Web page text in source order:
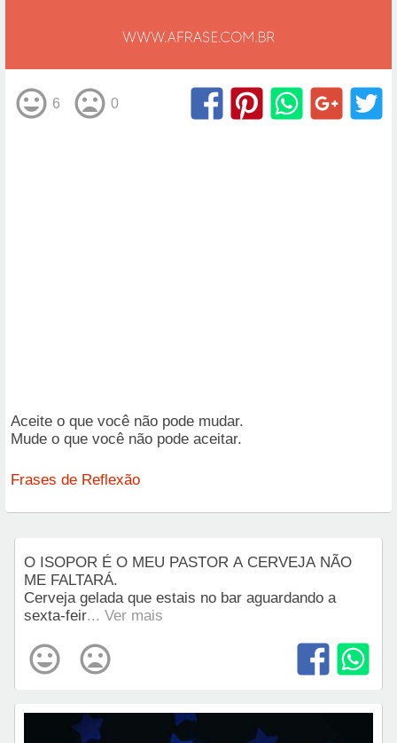
6 0
Aceite o que você não pode mudar.
Mude o que você não pode aceitar.
Frases de Reflexão
O ISOPOR É O MEU PASTOR A CERVEJA NÃO
ME FALTARÁ.
Cerveja gelada que estais no bar aguardando a
sexta-feir... Ver mais